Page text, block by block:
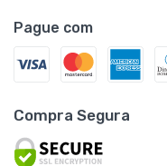
Pague com
Compra Segura